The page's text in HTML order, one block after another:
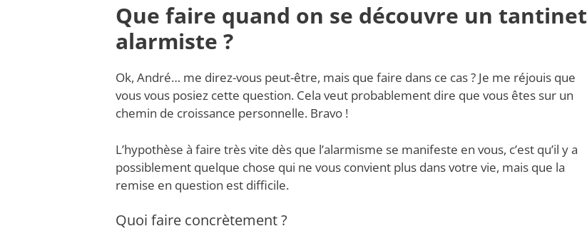
Que faire quand on se découvre un tantinet
alarmiste ?
Ok, André… me direz-vous peut-être, mais que faire dans ce cas ? Je me réjouis que
vous vous posiez cette question. Cela veut probablement dire que vous êtes sur un
chemin de croissance personnelle. Bravo !
L’hypothèse à faire très vite dès que l’alarmisme se manifeste en vous, c’est qu’il y a
possiblement quelque chose qui ne vous convient plus dans votre vie, mais que la
remise en question est difficile.
Quoi faire concrètement ?